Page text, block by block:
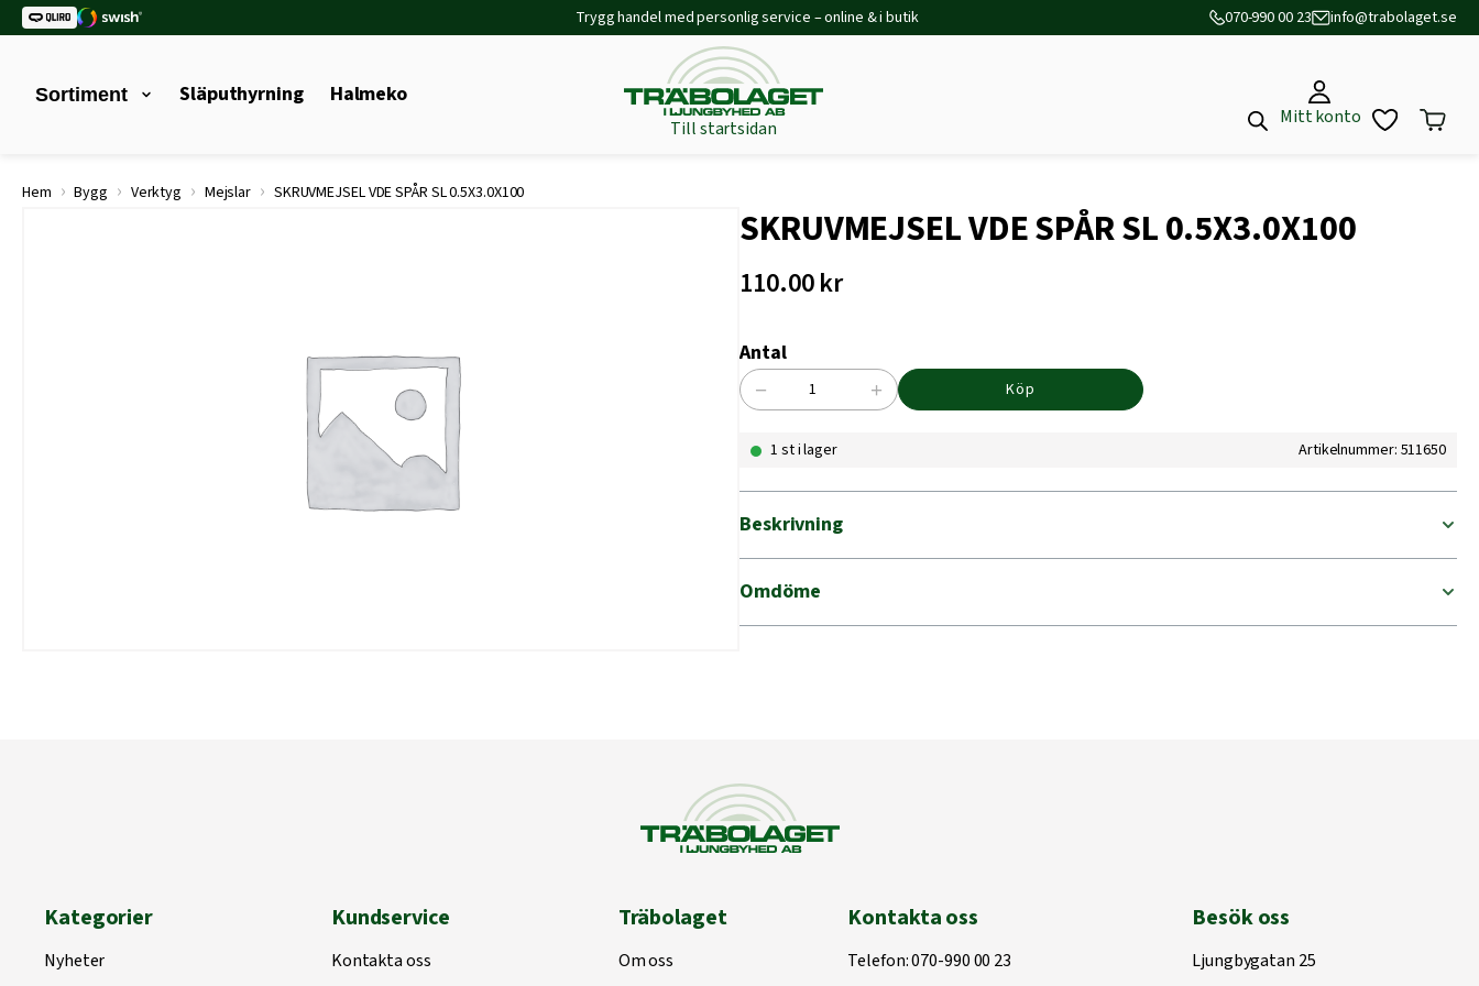
Trygg handel med personlig service – online & i butik 070-990 00 23 info@trabolaget.se
Sortiment Släputhyrning Halmeko
Till startsidan
Mitt konto
Hem › Bygg › Verktyg › Mejslar › SKRUVMEJSEL VDE SPÅR SL 0.5X3.0X100
SKRUVMEJSEL VDE SPÅR SL 0.5X3.0X100
110.00kr
Antal
SKRUVMEJSEL
SPÅR
0.5X3.0X100
mängd
− + Köp
1 st i lager Artikelnummer: 511650
Beskrivning
Omdöme
Kategorier
Nyheter
Kundservice
Kontakta oss
Träbolaget
Om oss
Kontakta oss
Telefon:070-990 00 23
Besök oss
Ljungbygatan 25